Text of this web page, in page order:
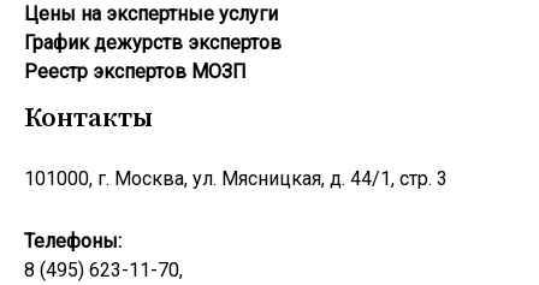
Цены на экспертные услуги
График дежурств экспертов
Реестр экcпертов МОЗП
Контакты
101000, г. Москва, ул. Мясницкая, д. 44/1, стр. 3
Телефоны:
8 (495) 623-11-70,